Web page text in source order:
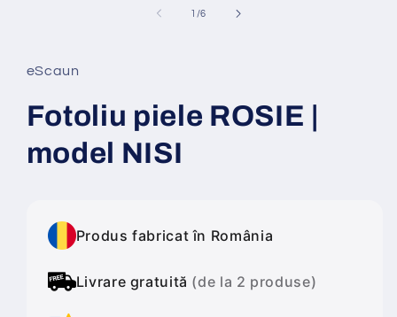
fereastră
modală
1 /din
6
eScaun
Fotoliu piele ROSIE |
model NISI
Produs fabricat în România
Livrare gratuită (de la 2 produse)